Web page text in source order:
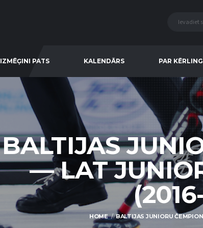
IZMĒĢINI PATS KALENDĀRS PAR
BALTIJAS
— LAT
HOME BALTIJAS JUNIORU